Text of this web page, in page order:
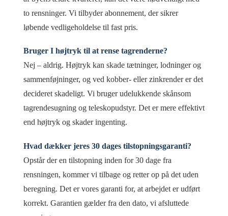
to rensninger. Vi tilbyder abonnement, der sikrer
løbende vedligeholdelse til fast pris.
Bruger I højtryk til at rense tagrenderne?
Nej – aldrig. Højtryk kan skade tætninger, lodninger og
sammenføjninger, og ved kobber- eller zinkrender er det
decideret skadeligt. Vi bruger udelukkende skånsom
tagrendesugning og teleskopudstyr. Det er mere effektivt
end højtryk og skader ingenting.
Hvad dækker jeres 30 dages tilstopningsgaranti?
Opstår der en tilstopning inden for 30 dage fra
rensningen, kommer vi tilbage og retter op på det uden
beregning. Det er vores garanti for, at arbejdet er udført
korrekt. Garantien gælder fra den dato, vi afsluttede